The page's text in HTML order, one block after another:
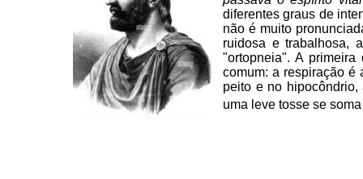
diferentes graus de
não é muito
ruidosa e trabalhosa,
"ortopneia". A
comum: a respiração é
peito e no hipocôndrio,
uma leve tosse se